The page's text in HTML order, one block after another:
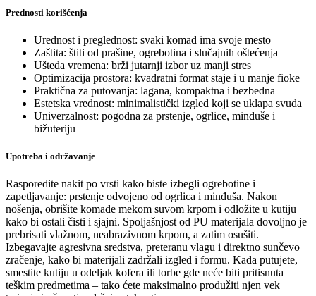
Prednosti korišćenja
Urednost i preglednost: svaki komad ima svoje mesto
Zaštita: štiti od prašine, ogrebotina i slučajnih oštećenja
Ušteda vremena: brži jutarnji izbor uz manji stres
Optimizacija prostora: kvadratni format staje i u manje fioke
Praktična za putovanja: lagana, kompaktna i bezbedna
Estetska vrednost: minimalistički izgled koji se uklapa svuda
Univerzalnost: pogodna za prstenje, ogrlice, minđuše i
bižuteriju
Upotreba i održavanje
Rasporedite nakit po vrsti kako biste izbegli ogrebotine i
zapetljavanje: prstenje odvojeno od ogrlica i minđuša. Nakon
nošenja, obrišite komade mekom suvom krpom i odložite u kutiju
kako bi ostali čisti i sjajni. Spoljašnjost od PU materijala dovoljno je
prebrisati vlažnom, neabrazivnom krpom, a zatim osušiti.
Izbegavajte agresivna sredstva, preteranu vlagu i direktno sunčevo
zračenje, kako bi materijali zadržali izgled i formu. Kada putujete,
smestite kutiju u odeljak kofera ili torbe gde neće biti pritisnuta
teškim predmetima – tako ćete maksimalno produžiti njen vek